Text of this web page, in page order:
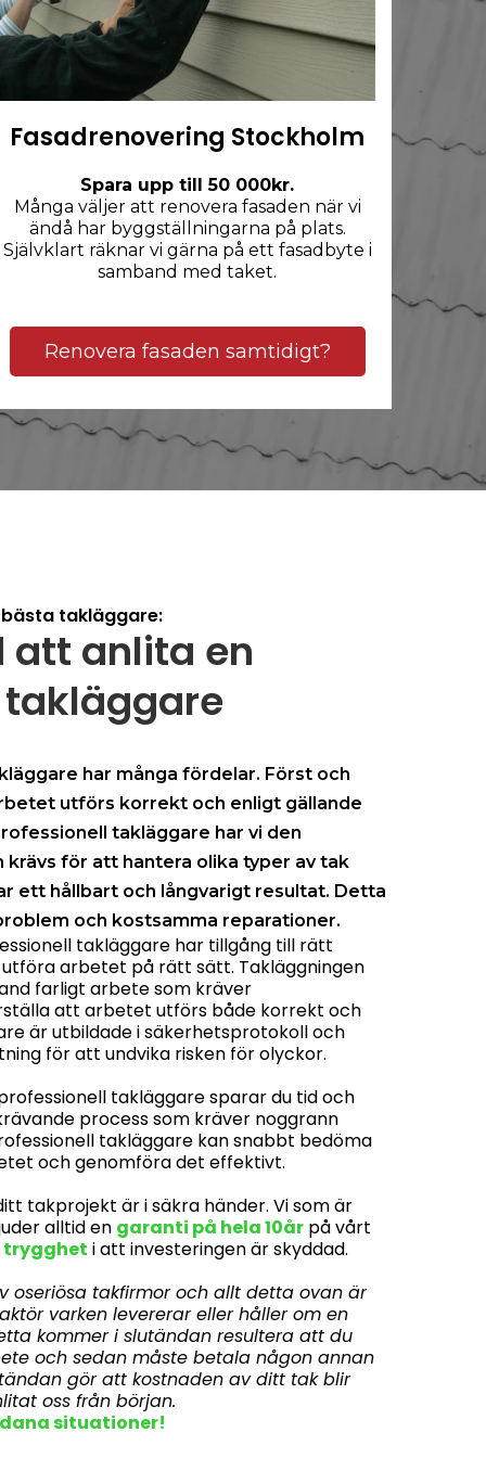
Fasadrenovering Stockholm
Spara upp till 50 000kr.
Många väljer att renovera fasaden när vi
ändå har byggställningarna på plats.
Självklart räknar vi gärna på ett fasadbyte i
samband med taket.
Renovera fasaden samtidigt?
takläggare:
att anlita en
har många fördelar. Först och
utförs korrekt och enligt gällande
takläggare har vi den
för att hantera olika typer av tak
ett hållbart och långvarigt resultat. Detta
och kostsamma reparationer.
takläggare har tillgång till rätt
arbetet på rätt sätt. Takläggningen
farligt arbete som kräver
att arbetet utförs både korrekt och
är utbildade i säkerhetsprotokoll och
för att undvika risken för olyckor.
takläggare sparar du tid och
process som kräver noggrann
takläggare kan snabbt bedöma
och genomföra det effektivt.
takprojekt är i säkra händer. Vi som är
alltid en garanti på hela 10år på vårt
trygghet i att investeringen är skyddad.
oseriösa takfirmor och allt detta ovan är
varken levererar eller håller om en
kommer i slutändan resultera att du
och sedan måste betala någon annan
gör att kostnaden av ditt tak blir
oss från början.
situationer!